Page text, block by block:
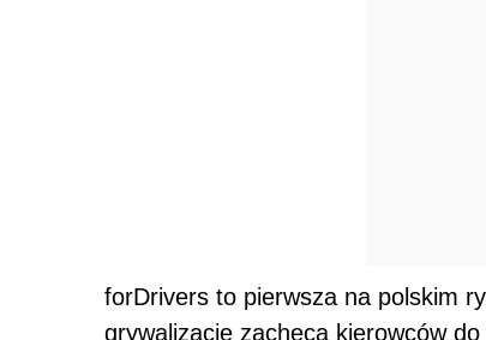
forDrivers to pierwsza na polskim
grywalizację zachęca kierowców